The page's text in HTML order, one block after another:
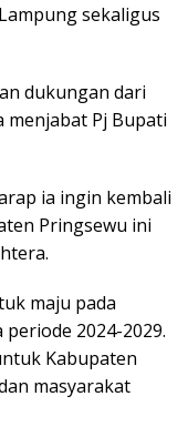
sekaligus
dukungan dari
menjabat Pj Bupati
ia ingin kembali
Pringsewu ini
maju pada
2024-2029.
Kabupaten
masyarakat